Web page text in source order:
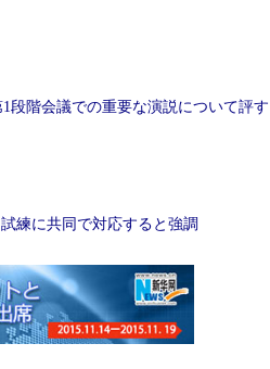
段階会議での重要な演説について評す
練に共同で対応すると強調